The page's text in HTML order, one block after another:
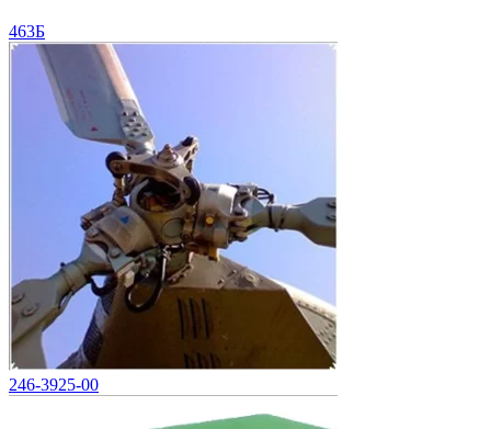
463Б
246-3925-00